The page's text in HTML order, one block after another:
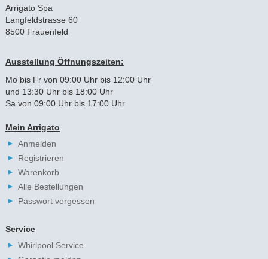
Arrigato Spa
Langfeldstrasse 60
8500 Frauenfeld
Ausstellung Öffnungszeiten:
Mo bis Fr von 09:00 Uhr bis 12:00 Uhr
und 13:30 Uhr bis 18:00 Uhr
Sa von 09:00 Uhr bis 17:00 Uhr
Mein Arrigato
Anmelden
Registrieren
Warenkorb
Alle Bestellungen
Passwort vergessen
Service
Whirlpool Service